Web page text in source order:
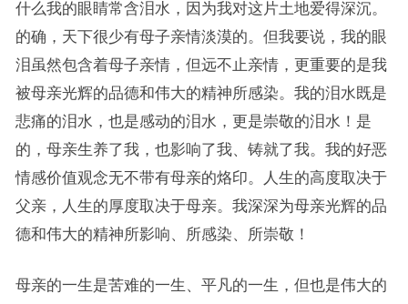
什么我的眼睛常含泪水，因为我对这片土地爱得深沉。
的确，天下很少有母子亲情淡漠的。但我要说，我的眼
泪虽然包含着母子亲情，但远不止亲情，更重要的是我
被母亲光辉的品德和伟大的精神所感染。我的泪水既是
悲痛的泪水，也是感动的泪水，更是崇敬的泪水！是
的，母亲生养了我，也影响了我、铸就了我。我的好恶
情感价值观念无不带有母亲的烙印。人生的高度取决于
父亲，人生的厚度取决于母亲。我深深为母亲光辉的品
德和伟大的精神所影响、所感染、所崇敬！
母亲的一生是苦难的一生、平凡的一生，但也是伟大的